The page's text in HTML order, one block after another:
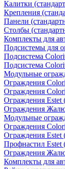
Калитки
Крепления
Панели
Столбы
Комплекты для
Подсистемы для
Подсистема
Подсистема
Модульные
Ограждения
Ограждения
Ограждения Estet
Ограждения
Модульные
Ограждения
Ограждения Estet
Профнастил Estet
Ограждения
Комплекты для